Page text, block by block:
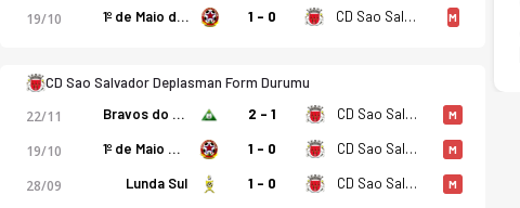
19/10 1º de Maio de Benguela 1 - 0 CD Sao Salvador M
CD Sao Salvador Deplasman Form Durumu
22/11 Bravos do Maquis 2 - 1 CD Sao Salvador M
19/10 1º de Maio de Benguela 1 - 0 CD Sao Salvador M
28/09 Lunda Sul 1 - 0 CD Sao Salvador M